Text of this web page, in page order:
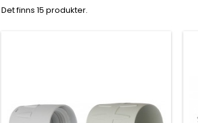
Det finns 15 produkter.